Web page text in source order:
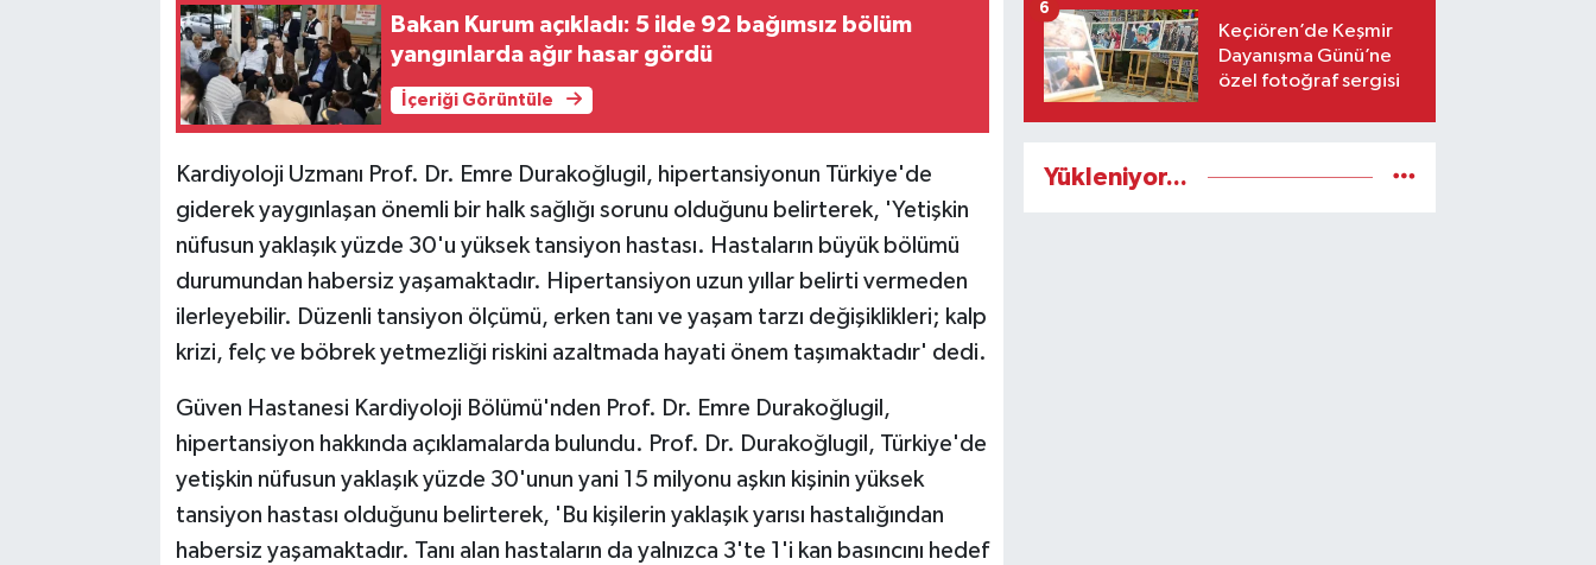
Bakan Kurum açıkladı: 5 ilde 92 bağımsız bölüm
yangınlarda ağır hasar gördü
İçeriği Görüntüle
Kardiyoloji Uzmanı Prof. Dr. Emre Durakoğlugil, hipertansiyonun Türkiye'de
giderek yaygınlaşan önemli bir halk sağlığı sorunu olduğunu belirterek, 'Yetişkin
nüfusun yaklaşık yüzde 30'u yüksek tansiyon hastası. Hastaların büyük bölümü
durumundan habersiz yaşamaktadır. Hipertansiyon uzun yıllar belirti vermeden
ilerleyebilir. Düzenli tansiyon ölçümü, erken tanı ve yaşam tarzı değişiklikleri; kalp
krizi, felç ve böbrek yetmezliği riskini azaltmada hayati önem taşımaktadır' dedi.
Güven Hastanesi Kardiyoloji Bölümü'nden Prof. Dr. Emre Durakoğlugil,
hipertansiyon hakkında açıklamalarda bulundu. Prof. Dr. Durakoğlugil, Türkiye'de
yetişkin nüfusun yaklaşık yüzde 30'unun yani 15 milyonu aşkın kişinin yüksek
tansiyon hastası olduğunu belirterek, 'Bu kişilerin yaklaşık yarısı hastalığından
habersiz yaşamaktadır. Tanı alan hastaların da yalnızca 3'te 1'i kan basıncını hedef
Keçiören’de Keşmir
Dayanışma Günü’ne
özel fotoğraf sergisi
6
Yükleniyor...